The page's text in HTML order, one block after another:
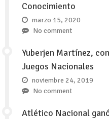
Conocimiento
marzo 15, 2020
No comment
Yuberjen Martínez,
Juegos Nacionales
noviembre 24, 2019
No comment
Atlético Nacional